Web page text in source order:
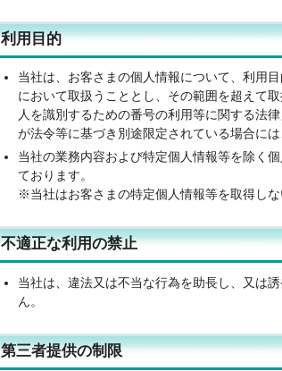
利用目的
当社は、お客さまの個人情報について、利用
において取扱うこととし、その範囲を超えて
人を識別するための番号の利用等に関する法
が法令等に基づき別途限定されている場合に
当社の業務内容および特定個人情報等を除く
ております。
※当社はお客さまの特定個人情報等を取得し
不適正な利用の禁止
当社は、違法又は不当な行為を助長し、又は
ん。
第三者提供の制限